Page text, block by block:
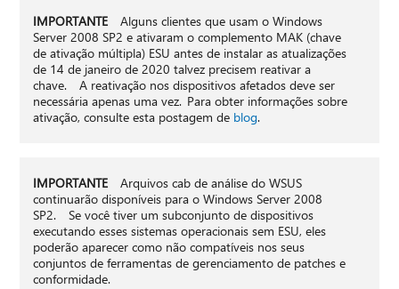
IMPORTANTE Alguns clientes que usam o Windows
Server 2008 SP2 e ativaram o complemento MAK (chave
de ativação múltipla) ESU antes de instalar as atualizações
de 14 de janeiro de 2020 talvez precisem reativar a
chave. A reativação nos dispositivos afetados deve ser
necessária apenas uma vez. Para obter informações sobre
ativação, consulte esta postagem de blog.
IMPORTANTEArquivos cab de análise do WSUS
continuarão disponíveis para o Windows Server 2008
SP2. Se você tiver um subconjunto de dispositivos
executando esses sistemas operacionais sem ESU, eles
poderão aparecer como não compatíveis nos seus
conjuntos de ferramentas de gerenciamento de patches e
conformidade.